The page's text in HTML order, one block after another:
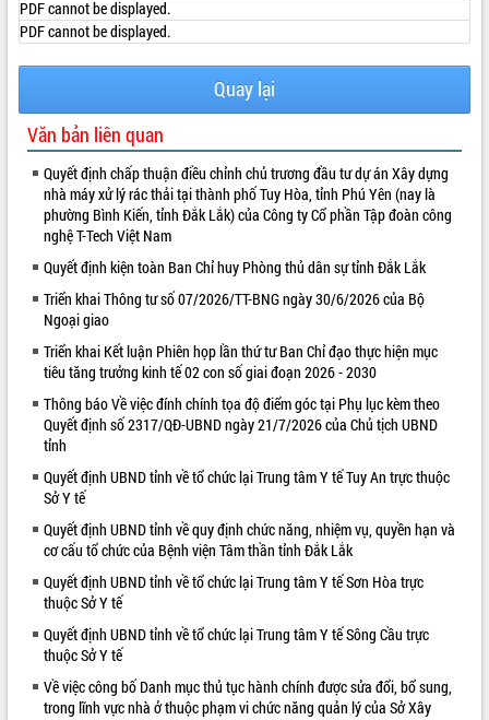
VIDEO
Khám bệnh, cấp phát thuốc miễn phí
và tặng quà người dân xã Cư Pui
Hội nghị UBND tỉnh Đắk Lắk thường kỳ
tháng 7/2026
Lễ truy tặng danh hiệu “Bà Mẹ Việt
Nam Anh hùng” và trao Huân chương
UBND tỉnh Đắk Lắk triển khai nhiệm
vụ 6 tháng cuối năm 2026
Kỳ họp thứ Hai, Hội đồng nhân dân
ALBUM ẢNH
PDF cannot be displayed.
PDF cannot be displayed.
Quay lại
Văn bản liên quan
Quyết định chấp thuận điều chỉnh chủ trương đầu tư dự án Xây dựng
nhà máy xử lý rác thải tại thành phố Tuy Hòa, tỉnh Phú Yên (nay là
phường Bình Kiến, tỉnh Đắk Lắk) của Công ty Cổ phần Tập đoàn công
nghệ T-Tech Việt Nam
Quyết định kiện toàn Ban Chỉ huy Phòng thủ dân sự tỉnh Đắk Lắk
Triển khai Thông tư số 07/2026/TT-BNG ngày 30/6/2026 của Bộ
Ngoại giao
Triển khai Kết luận Phiên họp lần thứ tư Ban Chỉ đạo thực hiện mục
tiêu tăng trưởng kinh tế 02 con số giai đoạn 2026 - 2030
Thông báo Về việc đính chính tọa độ điểm góc tại Phụ lục kèm theo
Quyết định số 2317/QĐ-UBND ngày 21/7/2026 của Chủ tịch UBND
tỉnh
Quyết định UBND tỉnh về tổ chức lại Trung tâm Y tế Tuy An trực thuộc
Sở Y tế
Quyết định UBND tỉnh về quy định chức năng, nhiệm vụ, quyền hạn và
cơ cấu tổ chức của Bệnh viện Tâm thần tỉnh Đắk Lắk
Quyết định UBND tỉnh về tổ chức lại Trung tâm Y tế Sơn Hòa trực
thuộc Sở Y tế
Quyết định UBND tỉnh về tổ chức lại Trung tâm Y tế Sông Cầu trực
thuộc Sở Y tế
Về việc công bố Danh mục thủ tục hành chính được sửa đổi, bổ sung,
trong lĩnh vực nhà ở thuộc phạm vi chức năng quản lý của Sở Xây